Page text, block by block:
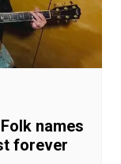
names
forever